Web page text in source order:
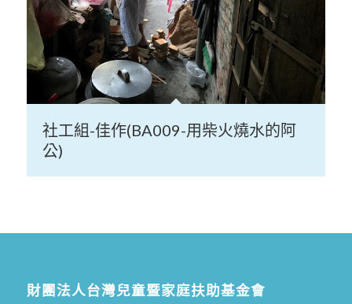
社工組-佳作(BA009-用柴火燒水的阿
公)
財團法人台灣兒童暨家庭扶助基金會